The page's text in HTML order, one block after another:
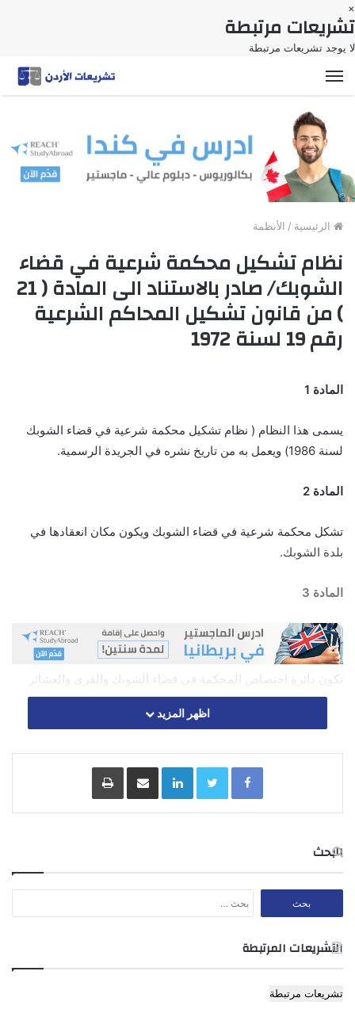
×
تشريعات مرتبطة
لا يوجد تشريعات مرتبطة
القائمة
الرئيسية / الأنظمة
نظام تشكيل محكمة شرعية في قضاء
الشوبك/ صادر بالاستناد الى المادة ( 21
) من قانون تشكيل المحاكم الشرعية
رقم 19 لسنة 1972
المادة 1
يسمى هذا النظام ( نظام تشكيل محكمة شرعية في قضاء الشوبك
لسنة 1986) ويعمل به من تاريخ نشره في الجريدة الرسمية.
المادة 2
تشكل محكمة شرعية في قضاء الشوبك ويكون مكان انعقادها في
بلدة الشوبك.
المادة 3
تكون دائرة اختصاص المحكمة في قضاء الشوبك والقرى والعشائر
التابعة له وفق ما هو مبين في البند (ب) من الفقرة (1)
يلغى اي نص في اي نظام اخر يتعارض مع احكام هذا النظام.
اظهر المزيد
Facebook
Twitter
LinkedInمشاركة عبر البريد طباعة
البحث
عن:
التشريعات المرتبطة
تشريعات مرتبطة